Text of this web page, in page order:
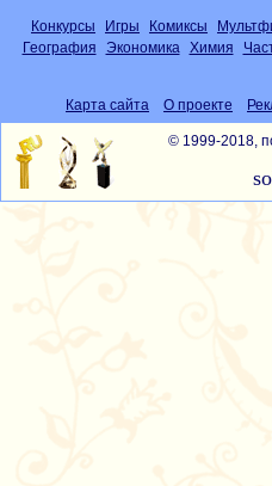
Конкурсы Игры Комиксы
География
Экономика Химия
Карта сайта О проекте
© 1999-2018,